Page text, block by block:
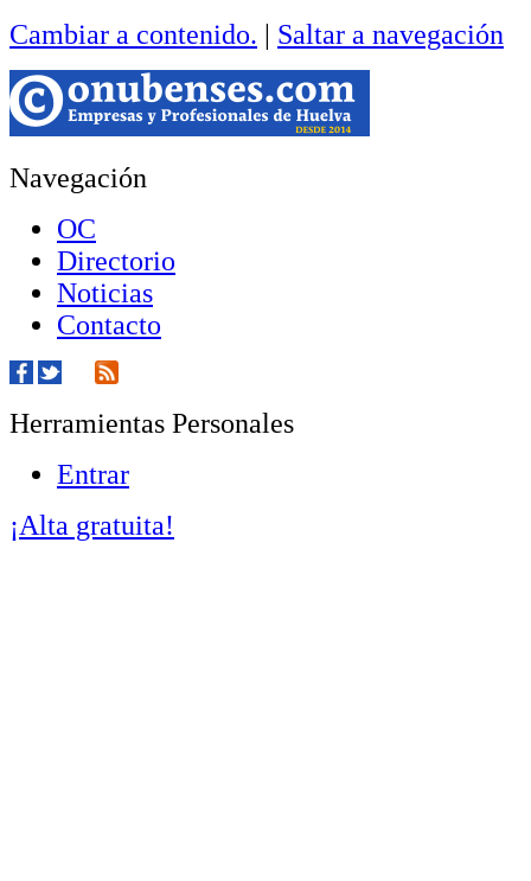
Cambiar a contenido. | Saltar a navegación
Navegación
OC
Directorio
Noticias
Contacto
Herramientas Personales
Entrar
¡Alta gratuita!